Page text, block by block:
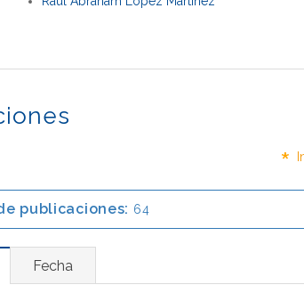
*
publicaciones: 64
Fecha